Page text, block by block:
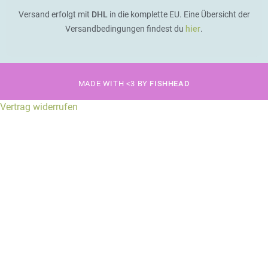
Versand erfolgt mit DHLin die komplette EU. Eine Übersicht der
Versandbedingungen findest du hier.
MADE WITH <3 BY FISHHEAD
Vertrag widerrufen